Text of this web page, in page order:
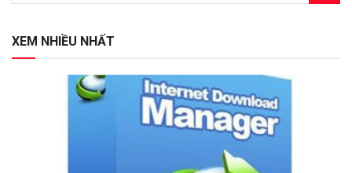
XEM NHIỀU NHẤT